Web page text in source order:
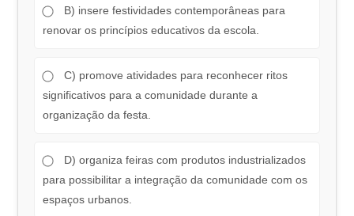
B) insere festividades contemporâneas para
renovar os princípios educativos da escola.
C) promove atividades para reconhecer ritos
significativos para a comunidade durante a
organização da festa.
D) organiza feiras com produtos industrializados
para possibilitar a integração da comunidade com os
espaços urbanos.